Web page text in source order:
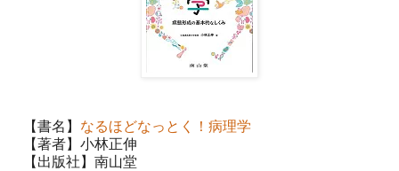
【書名】 なるほどなっとく！病理学
【著者】小林正伸
【出版社】南山堂